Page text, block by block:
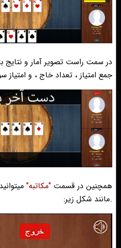
در سمت راست تصویر آمار و نتایج
جمع امتیاز ، تعداد خاج ، و
همچنین در قسمت "مکاتبه"
.مانند شکل زیر: